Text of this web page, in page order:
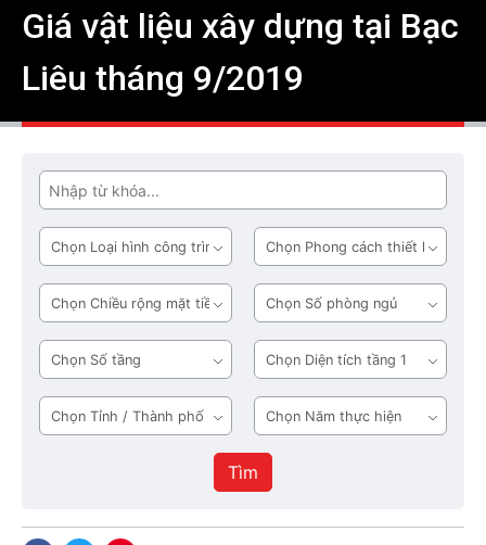
Giá vật liệu xây dựng tại Bạc
Liêu tháng 9/2019
Tìm
Loại
hình
công
trình
Phong
cách
thiết
kế
Chiều
rộng
mặt
tiền
Số
phòng
ngủ
Số
tầng
Diện
tích
tầng
1
Tỉnh
/
Năm
thực
hiện
Tìm